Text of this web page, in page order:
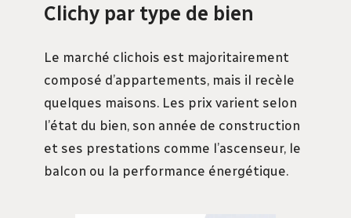
Clichy par type de bien
Le marché clichois est majoritairement
composé d’appartements, mais il recèle
quelques maisons. Les prix varient selon
l’état du bien, son année de construction
et ses prestations comme l’ascenseur, le
balcon ou la performance énergétique.